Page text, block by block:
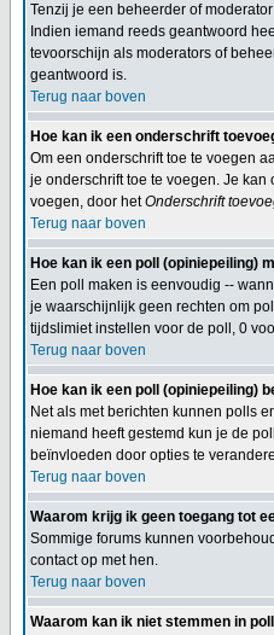
Tenzij je een beheerder of
Indien iemand reeds geantwoord
tevoorschijn als moderators of
geantwoord is.
Terug naar boven
Hoe kan ik een onderschrift
Om een onderschrift toe te voegen
je onderschrift toe te voegen. Je
voegen, door hetOnderschrift
Terug naar boven
Hoe kan ik een poll (opiniepeiling)
Een poll maken is eenvoudig --
je waarschijnlijk geen rechten om
tijdslimiet instellen voor de poll, 0
Terug naar boven
Hoe kan ik een poll (opiniepeiling)
Net als met berichten kunnen polls
niemand heeft gestemd kun je de
beïnvloeden door opties te
Terug naar boven
Waarom krijg ik geen toegang tot
Sommige forums kunnen
contact op met hen.
Terug naar boven
Waarom kan ik niet stemmen in